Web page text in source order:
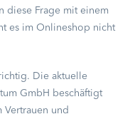
diese Frage mit einem
es im Onlineshop nicht
Die aktuelle
GmbH beschäftigt
Vertrauen und